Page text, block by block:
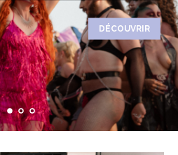
DÉCOUVRIR